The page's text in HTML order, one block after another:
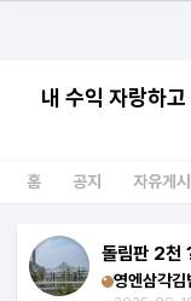
내 수익 자랑하
홈 공지 자유게
돌림판 2천
영엔삼각김